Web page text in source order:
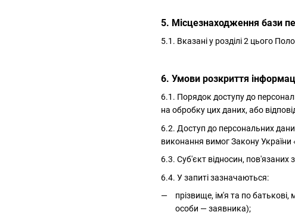
5. Місцезнаходження бази
5.1. Вказані у розділі 2 цього
6. Умови розкриття
6.1. Порядок доступу до
на обробку цих даних, або
6.2. Доступ до персональних
виконання вимог Закону
6.3. Суб'єкт відносин,
6.4. У запиті зазначаються:
прізвище, ім'я та по
особи — заявника);